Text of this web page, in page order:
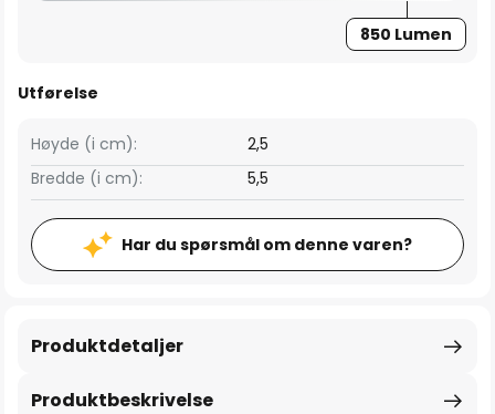
850 Lumen
Utførelse
Bredde (i cm): 5,5
Høyde (i cm): 2,5
Har du spørsmål om denne varen?
Produktbeskrivelse
Produktdetaljer